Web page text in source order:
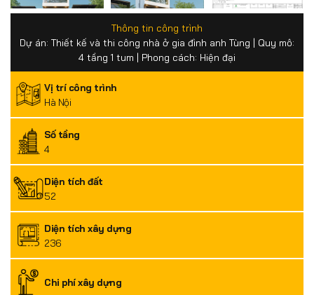
Thông tin công trình
Dự án: Thiết kế và thi công nhà ở gia đình anh Tùng | Quy mô:
4 tầng 1 tum | Phong cách: Hiện đại
Vị trí công trình
Hà Nội
Số tầng
4
Diện tích đất
52
Diện tích xây dựng
236
Chi phí xây dựng